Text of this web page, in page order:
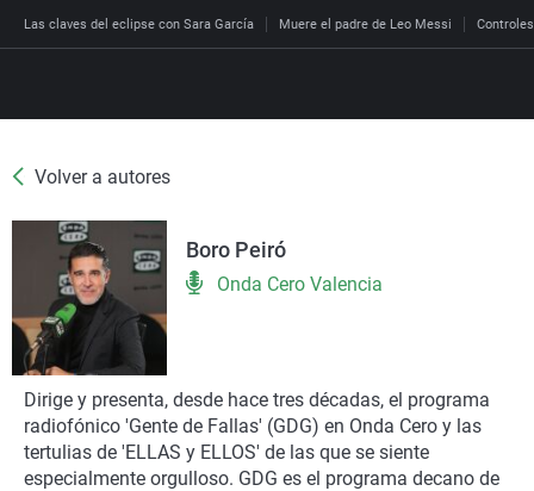
Las claves del eclipse con Sara García Muere el padre de Leo Messi
Directo
Programas
La brújula
Radioestadio
Radioestadio noche
Podcast
El viaje del Guernica
Invisibles
Prohibido morirse
España
Cantabria
Cataluña
Comunidad de Madrid
Economía
Deportes
Motor
El tiempo
Más noticias
Cultura
Ciencia y Tecnología
Gastronomía
Volver a autores
Boro Peiró
Onda Cero Valencia
Dirige y presenta, desde hace tres décadas, el programa
radiofónico 'Gente de Fallas' (GDG) en Onda Cero y las
tertulias de 'ELLAS y ELLOS' de las que se siente
especialmente orgulloso. GDG es el programa decano de